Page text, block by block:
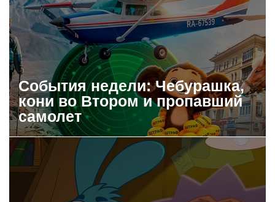
События недели: Чебурашка,
кони во Втором и пропавший
самолет